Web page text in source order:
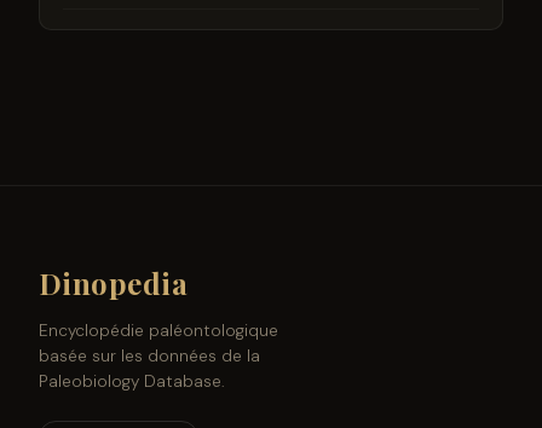
Dinopedia
Encyclopédie paléontologique
basée sur les données de la
Paleobiology Database.